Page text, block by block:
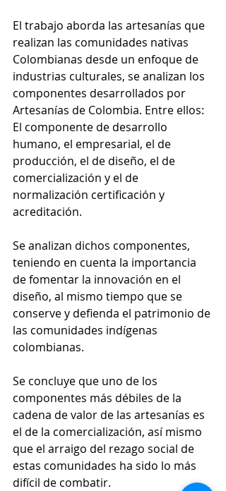
El trabajo aborda las artesanías que
realizan las comunidades nativas
Colombianas desde un enfoque de
industrias culturales, se analizan los
componentes desarrollados por
Artesanías de Colombia. Entre ellos:
El componente de desarrollo
humano, el empresarial, el de
producción, el de diseño, el de
comercialización y el de
normalización certificación y
acreditación.
Se analizan dichos componentes,
teniendo en cuenta la importancia
de fomentar la innovación en el
diseño, al mismo tiempo que se
conserve y defienda el patrimonio de
las comunidades indígenas
colombianas.
Se concluye que uno de los
componentes más débiles de la
cadena de valor de las artesanías es
el de la comercialización, así mismo
que el arraigo del rezago social de
estas comunidades ha sido lo más
difícil de combatir.